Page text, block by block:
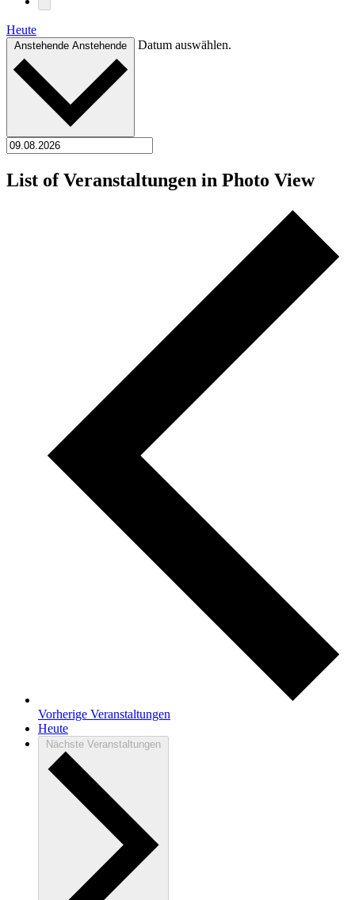
Heute
Anstehende Anstehende Datum auswählen.
List of Veranstaltungen in Photo View
Vorherige Veranstaltungen
Heute
Nächste Veranstaltungen